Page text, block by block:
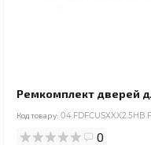
Ремкомплект дверей
Код товару:
0